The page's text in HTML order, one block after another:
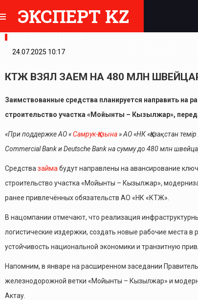
ЭКСПЕРТ KZ
24.07.2025 10:17
КТЖ ВЗЯЛ ЗАЕМ НА 480 МЛН
Заимствованные средства планируется направить на
строительство участка «Мойынты – Кызылжар»,
«При поддержке АО «Самрук-Қазына» АО «НК «Қазақстан
Commercial Bank и Deutsche Bank на сумму до 480 млн
Средства займа будут направлены на авансирование
строительство участка «Мойынты – Кызылжар»,
ранее привлечённых обязательств АО «НК «КТЖ».
В нацомпании отмечают, что реализация
логистические издержки, создать новые рабочие места
устойчивость национальной экономики и транзитную
Напомним, в январе на расширенном заседании
железнодорожной ветки «Мойынты – Кызылжар» и
Актау.